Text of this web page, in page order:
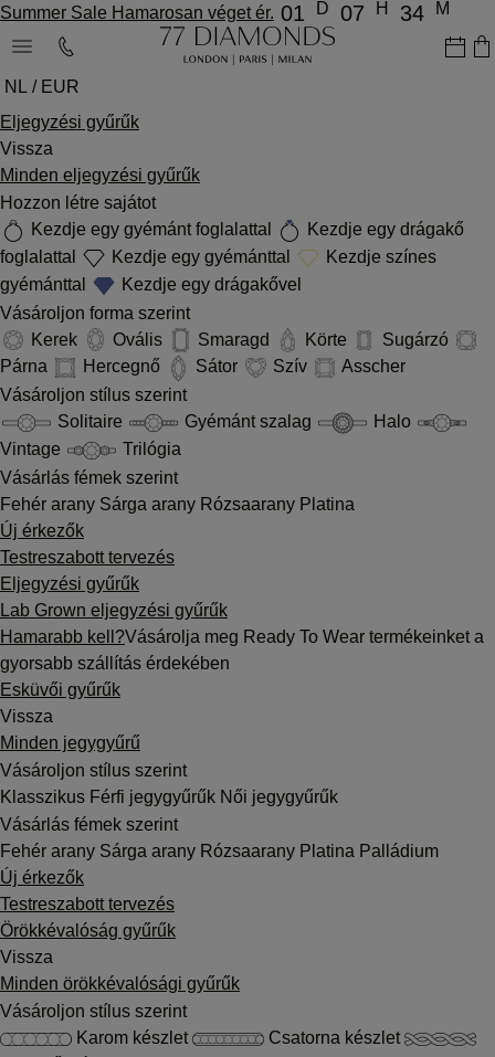
Summer Sale Hamarosan véget ér. 01 D 07 H 34 M
NL / EUR
Eljegyzési gyűrűk
Vissza
Minden eljegyzési gyűrűk
Hozzon létre sajátot
Kezdje egy gyémánt foglalattal
Kezdje egy drágakő
foglalattal
Kezdje egy gyémánttal
Kezdje színes
gyémánttal
Kezdje egy drágakővel
Vásároljon forma szerint
Kerek
Ovális Smaragd Körte
Sugárzó
Párna
Hercegnő Sátor Szív
Asscher
Vásároljon stílus szerint
Solitaire
Gyémánt szalag
Halo
Vintage
Trilógia
Vásárlás fémek szerint
Fehér arany Sárga arany Rózsaarany Platina
Új érkezők
Testreszabott tervezés
Eljegyzési gyűrűk
Lab Grown eljegyzési gyűrűk
Hamarabb kell?Vásárolja meg Ready To Wear termékeinket a
gyorsabb szállítás érdekében
Esküvői gyűrűk
Vissza
Minden jegygyűrű
Vásároljon stílus szerint
Klasszikus Férfi jegygyűrűk Női jegygyűrűk
Vásárlás fémek szerint
Fehér arany Sárga arany Rózsaarany Platina Palládium
Új érkezők
Testreszabott tervezés
Örökkévalóság gyűrűk
Vissza
Minden örökkévalósági gyűrűk
Vásároljon stílus szerint
Karom készlet
Csatorna készlet